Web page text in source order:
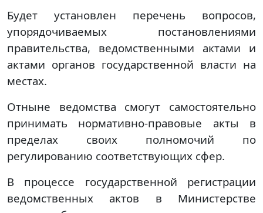
Будет установлен перечень вопросов,
упорядочиваемых постановлениями
правительства, ведомственными актами и
актами органов государственной власти на
местах.
Отныне ведомства смогут самостоятельно
принимать нормативно-правовые акты в
пределах своих полномочий по
регулированию соответствующих сфер.
В процессе государственной регистрации
ведомственных актов в Министерстве